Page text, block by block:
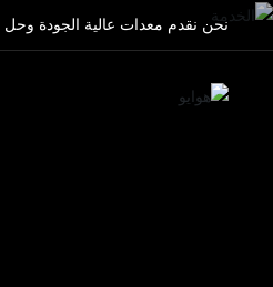
نحن نقدم معدات عالية الجودة وحل